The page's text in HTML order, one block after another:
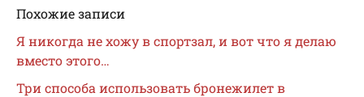
Похожие записи
Я никогда не хожу в спортзал, и вот что я делаю
вместо этого…
Три способа использовать бронежилет в